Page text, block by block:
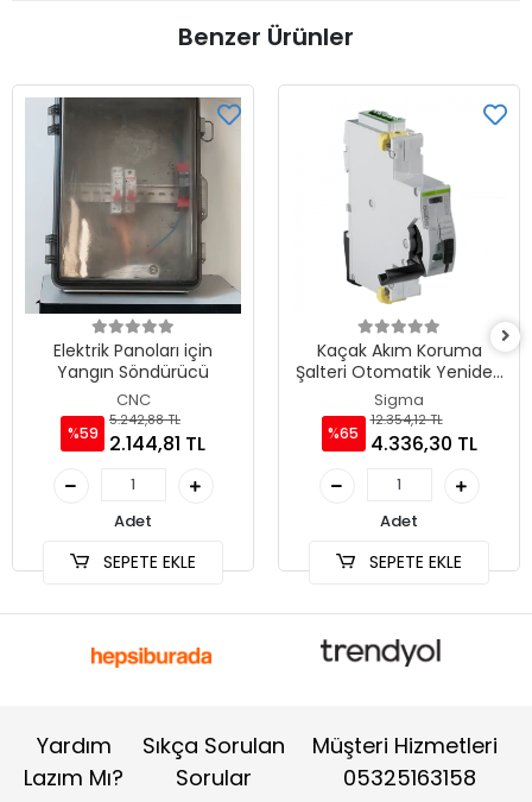
Benzer Ürünler
Elektrik Panoları için
Yangın Söndürücü
CNC
%59
5.242,88 TL
2.144,81 TL
Adet
SEPETE EKLE
Kaçak Akım Koruma
Şalteri Otomatik Yeniden
Kapama Ünitesi (230V)
Sigma
%65
12.354,12 TL
4.336,30 TL
Adet
SEPETE EKLE
Yardım
Lazım Mı?
Sıkça Sorulan
Sorular
Müşteri Hizmetleri
05325163158